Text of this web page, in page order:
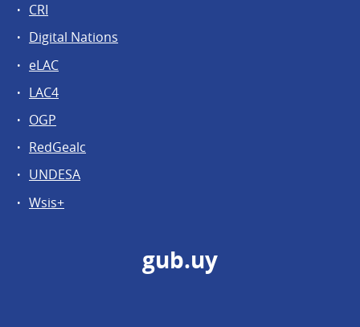
CRI
Digital Nations
eLAC
LAC4
OGP
RedGealc
UNDESA
Wsis+
gub.uy